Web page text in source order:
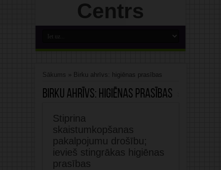
Sākums » Birku ahrīvs: higiēnas prasības
Birku ahrīvs: higiēnas prasības
Stiprina
skaistumkopšanas
pakalpojumu drošību;
ievieš stingrākas higiēnas
prasības